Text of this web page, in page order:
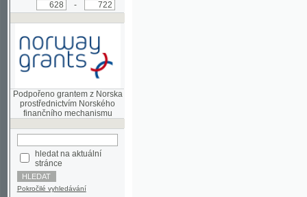
Podpořeno grantem z Norska
prostřednictvím Norského
hledat na aktuální
stránce
Pokročilé vyhledávání